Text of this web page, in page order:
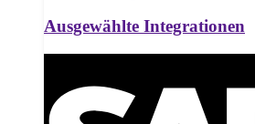
Ausgewählte Integrationen